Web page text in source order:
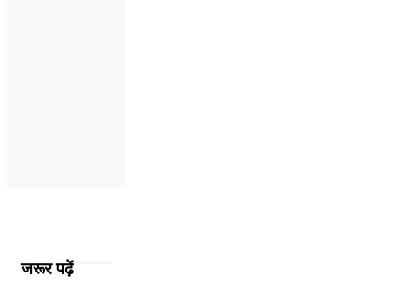
जरूर पढ़ें